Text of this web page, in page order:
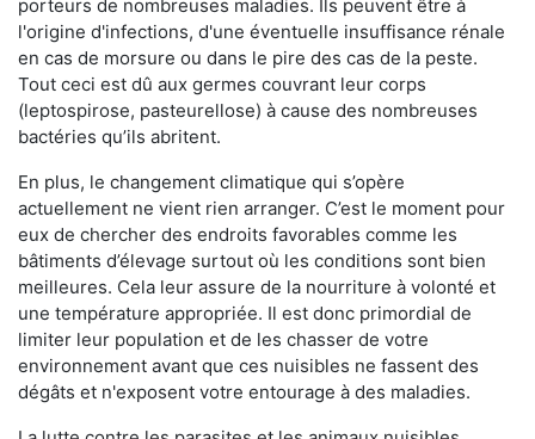
porteurs de nombreuses maladies. Ils peuvent être à
l'origine d'infections, d'une éventuelle insuffisance rénale
en cas de morsure ou dans le pire des cas de la peste.
Tout ceci est dû aux germes couvrant leur corps
(leptospirose, pasteurellose) à cause des nombreuses
bactéries qu’ils abritent.
En plus, le changement climatique qui s’opère
actuellement ne vient rien arranger. C’est le moment pour
eux de chercher des endroits favorables comme les
bâtiments d’élevage surtout où les conditions sont bien
meilleures. Cela leur assure de la nourriture à volonté et
une température appropriée. Il est donc primordial de
limiter leur population et de les chasser de votre
environnement avant que ces nuisibles ne fassent des
dégâts et n'exposent votre entourage à des maladies.